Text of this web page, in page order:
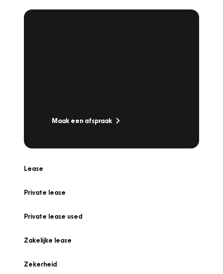
Maak een afspraak
Lease
Private lease
Private lease used
Zakelijke lease
Zekerheid